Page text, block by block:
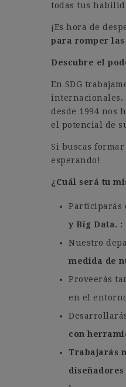
todas tus
¡Es hora de
para romper
Descubre el
En SDG
internacionales.
desde 1994 nos
el potencial de
Si buscas
esperando!
¿Cuál será tu
Participarás
y Big Data.
Nuestro
medida de
Proveerás
en el
con
Trabajarás